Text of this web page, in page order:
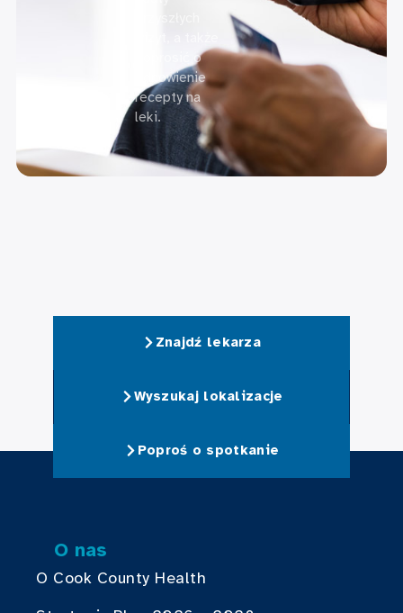
poprosić o
odnowienie
recepty na
leki.
Znajdź lekarza
Wyszukaj lokalizacje
Poproś o spotkanie
O nas
O Cook County Health